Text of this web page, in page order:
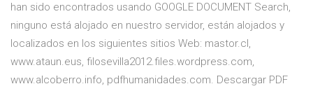
han sido encontrados usando GOOGLE DOCUMENT Search,
ninguno está alojado en nuestro servidor, están alojados y
localizados en los siguientes sitios Web: mastor.cl,
www.ataun.eus, filosevilla2012.files.wordpress.com,
www.alcoberro.info, pdfhumanidades.com. Descargar PDF